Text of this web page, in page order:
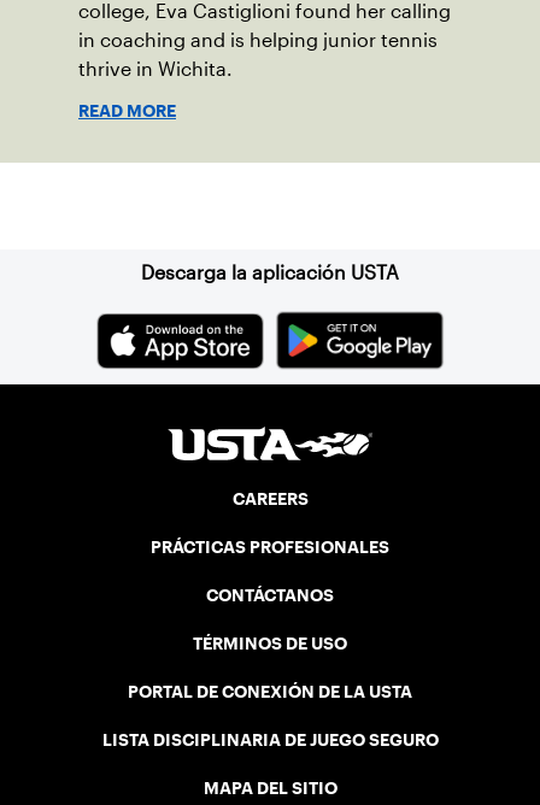
college, Eva Castiglioni found her calling
in coaching and is helping junior tennis
thrive in Wichita.
READ MORE
Descarga la aplicación USTA
CAREERS
PRÁCTICAS PROFESIONALES
CONTÁCTANOS
TÉRMINOS DE USO
PORTAL DE CONEXIÓN DE LA USTA
LISTA DISCIPLINARIA DE JUEGO SEGURO
MAPA DEL SITIO